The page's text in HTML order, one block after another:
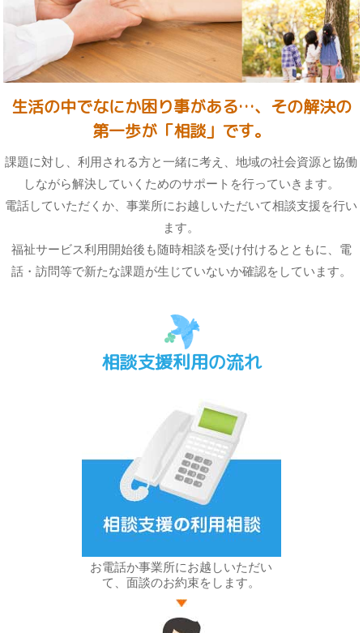
生活の中でなにか困り事がある…、その解決の
第一歩が「相談」です。
課題に対し、利用される方と一緒に考え、地域の社会資源と協働
しながら解決していくためのサポートを行っていきます。
電話していただくか、事業所にお越しいただいて相談支援を行い
ます。
福祉サービス利用開始後も随時相談を受け付けるとともに、電
話・訪問等で新たな課題が生じていないか確認をしています。
相談支援利用の流れ
お電話か事業所にお越しいただい
て、面談のお約束をします。